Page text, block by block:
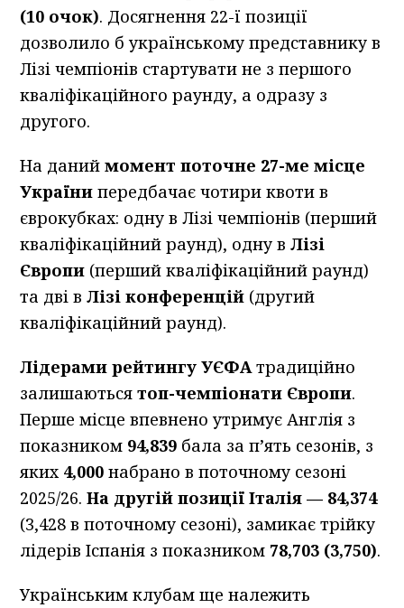
(10 очок). Досягнення 22-ї позиції
дозволило б українському представнику в
Лізі чемпіонів стартувати не з першого
кваліфікаційного раунду, а одразу з
другого.
На даниймомент поточне 27-ме місце
України передбачає чотири квоти в
єврокубках: одну в Лізі чемпіонів (перший
кваліфікаційний раунд), одну в Лізі
Європи (перший кваліфікаційний раунд)
та дві в Лізі конференцій (другий
кваліфікаційний раунд).
Лідерами рейтингу УЄФАтрадиційно
залишаютьсятоп-чемпіонати Європи.
Перше місце впевнено утримує Англія з
показником 94,839 бала за п’ять сезонів, з
яких 4,000 набрано в поточному сезоні
2025/26.На другій позиції Італія — 84,374
(3,428 в поточному сезоні), замикає трійку
лідерів Іспанія з показником 78,703 (3,750).
Українським клубам ще належить